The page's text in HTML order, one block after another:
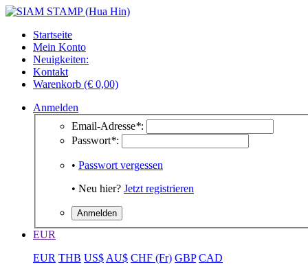
Startseite
Mein Konto
Neuigkeiten:
Kontakt
Warenkorb (€ 0,00)
Anmelden
Email-Adresse*:
Passwort*:
• Passwort vergessen
• Neu hier? Jetzt registrieren
EUR
EUR THB US$ AU$ CHF (Fr) GBP CAD